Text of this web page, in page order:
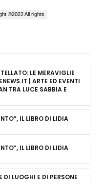
LE MERAVIGLIE
| ARTE ED EVENTI
TRA LUCE SABBIA E
IL LIBRO DI LIDIA
IL LIBRO DI LIDIA
DI LUOGHI E DI PERSONE